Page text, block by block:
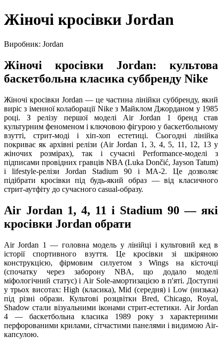
Жіночі кросівки Jordan
Виробник: Jordan
Жіночі кросівки Jordan: культова
баскетбольна класика суббренду Nike
Жіночі кросівки Jordan — це частина лінійки суббренду, який
виріс з іменної колаборації Nike з Майклом Джорданом у 1985
році. З релізу першої моделі Air Jordan 1 бренд став
культурним феноменом і ключовою фігурою у баскетбольному
взутті, стрит-моді і хіп-хоп естетиці. Сьогодні лінійка
покриває як архівні релізи (Air Jordan 1, 3, 4, 5, 11, 12, 13 у
жіночих розмірах), так і сучасні Performance-моделі з
підписами провідних гравців NBA (Luka Dončić, Jayson Tatum)
і lifestyle-релізи Jordan Stadium 90 і MA-2. Це дозволяє
підібрати кросівки під будь-який образ — від класичного
стрит-аутфіту до сучасного casual-образу.
Air Jordan 1, 4, 11 і Stadium 90 — які
кросівки Jordan обрати
Air Jordan 1 — головна модель у лінійці і культовий кед в
історії спортивного взуття. Це кросівки зі шкіряною
конструкцією, фірмовим силуетом з Wings на кісточці
(спочатку через заборону NBA, що додало моделі
міфологічний статус) і Air Sole-амортизацією в п'яті. Доступні
у трьох висотах: High (класика), Mid (середня) і Low (низька)
під різні образи. Культові розцвітки Bred, Chicago, Royal,
Shadow стали візуальними іконами стрит-естетики. Air Jordan
4 — баскетбольна класика 1989 року з характерними
перфорованими крилами, сітчастими панелями і видимою Air-
капсулою.